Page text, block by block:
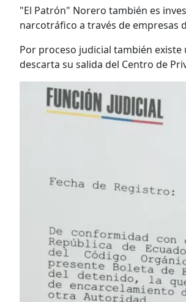
"El Patrón" Norero también es
narcotráfico a través de empresas
Por proceso judicial también existe
descarta su salida del Centro de